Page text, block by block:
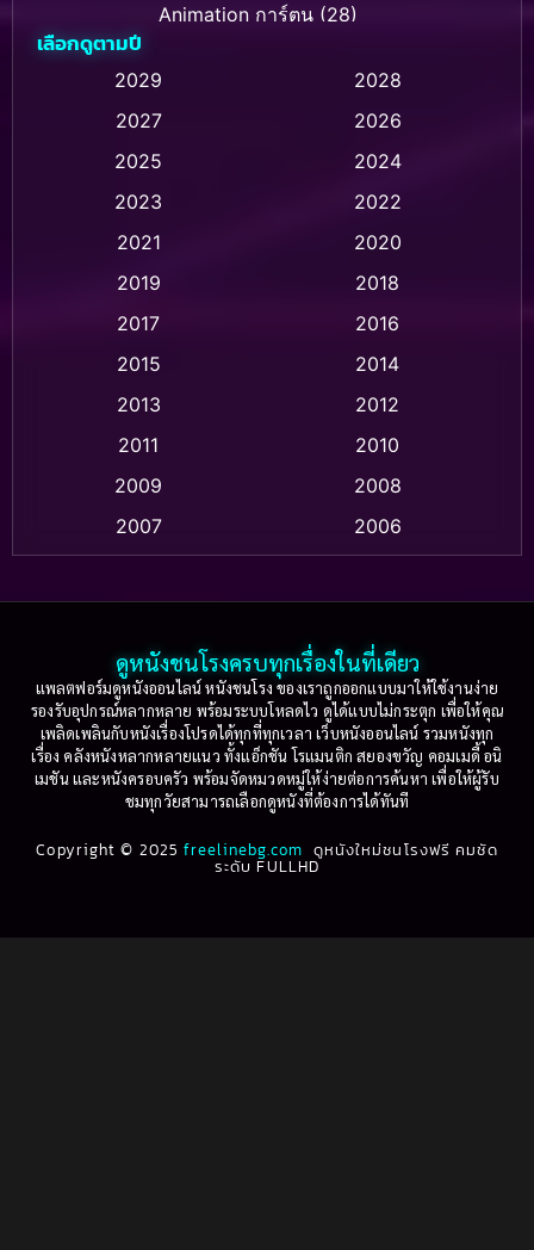
Animation การ์ตูน (28)
Animation การ์ตูน (235)
Animation การ์ตูน (32)
Animation แอนิเมชัน (1)
Animation แอนิเมชั่น (1)
Based on a True Story เรื่องจริง(36)
Based on Novel(16)
Betrayal(1)
Biography(3)
เลือกดูตามปี
2029
2028
2027
2026
2025
2024
2023
2022
2021
2020
2019
2018
2017
2016
2015
2014
2013
2012
2011
2010
2009
2008
2007
2006
2003
2002
2001
2000
1999
1998
1997
1996
1995
1994
1993
1992
1991
1990
ดูหนังชนโรงครบทุกเรื่องในที่เดียว
แพลตฟอร์มดูหนังออนไลน์ หนังชนโรง ของเราถูกออกแบบมาให้ใช้งานง่าย
รองรับอุปกรณ์หลากหลาย พร้อมระบบโหลดไว ดูได้แบบไม่กระตุก เพื่อให้คุณ
เพลิดเพลินกับหนังเรื่องโปรดได้ทุกที่ทุกเวลา เว็บหนังออนไลน์ รวมหนังทุก
เรื่อง คลังหนังหลากหลายแนว ทั้งแอ็กชัน โรแมนติก สยองขวัญ คอมเมดี้ อนิ
เมชัน และหนังครอบครัว พร้อมจัดหมวดหมู่ให้ง่ายต่อการค้นหา เพื่อให้ผู้รับ
ชมทุกวัยสามารถเลือกดูหนังที่ต้องการได้ทันที
Copyright © 2025freelinebg.com ดูหนังใหม่ชนโรงฟรี คมชัด
ระดับ FULLHD